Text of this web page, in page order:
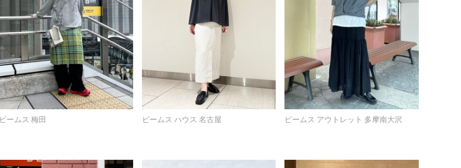
ビームス 梅田 ビームス ハウス 名古屋 ビームス アウトレット 多摩南大沢